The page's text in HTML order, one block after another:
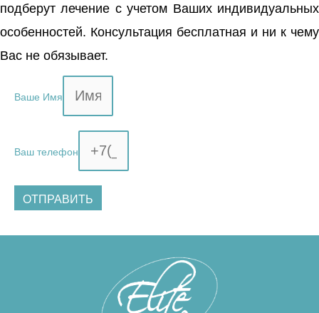
подберут лечение с учетом Ваших индивидуальных
особенностей. Консультация бесплатная и ни к чему
Вас не обязывает.
Ваше Имя
Ваш телефон
ОТПРАВИТЬ